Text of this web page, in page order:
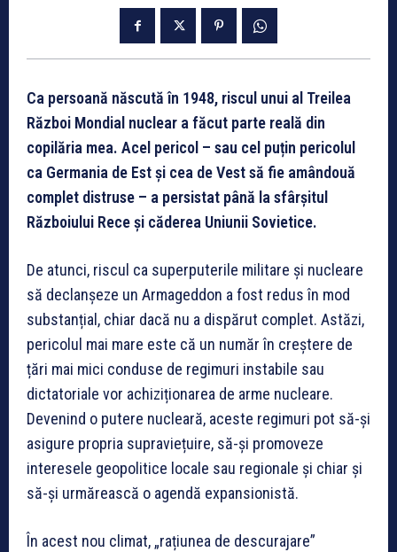
Ca persoană născută în 1948, riscul unui al Treilea
Război Mondial nuclear a făcut parte reală din
copilăria mea. Acel pericol – sau cel puțin pericolul
ca Germania de Est și cea de Vest să fie amândouă
complet distruse – a persistat până la sfârșitul
Războiului Rece și căderea Uniunii Sovietice.
De atunci, riscul ca superputerile militare și nucleare
să declanșeze un Armageddon a fost redus în mod
substanțial, chiar dacă nu a dispărut complet. Astăzi,
pericolul mai mare este că un număr în creștere de
țări mai mici conduse de regimuri instabile sau
dictatoriale vor achiziționarea de arme nucleare.
Devenind o putere nucleară, aceste regimuri pot să-și
asigure propria supraviețuire, să-și promoveze
interesele geopolitice locale sau regionale și chiar și
să-și urmărească o agendă expansionistă.
În acest nou climat, „rațiunea de descurajare”